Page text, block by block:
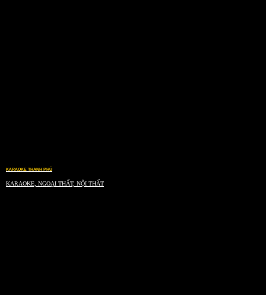
KARAOKE THANH PHÚ
KARAOKE, NGOẠI THẤT, NỘI THẤT